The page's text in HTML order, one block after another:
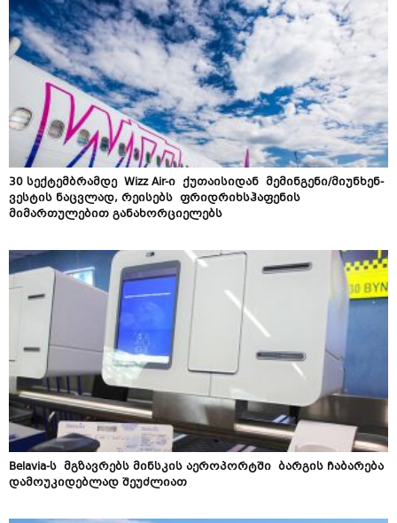
​30 სექტემბრამდე Wizz Air-ი ქუთაისიდან მემინგენი/მიუნხენ-
ვესტის ნაცვლად, რეისებს ფრიდრიხსჰაფენის
მიმართულებით განახორციელებს
Belavia-ს მგზავრებს მინსკის აეროპორტში ბარგის ჩაბარება
დამოუკიდებლად შეუძლიათ